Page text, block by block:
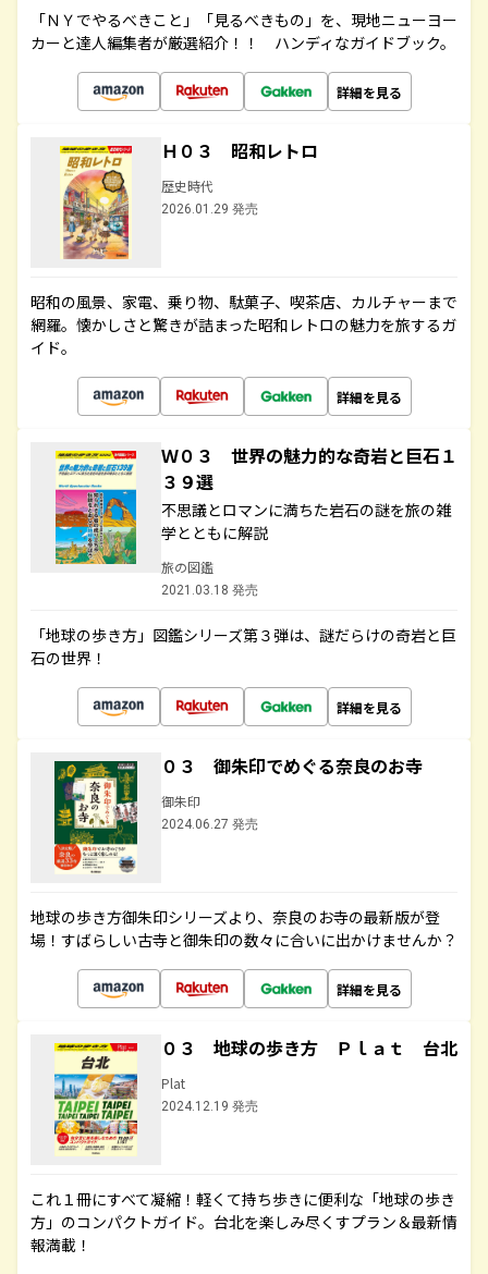
「ＮＹでやるべきこと」「見るべきもの」を、現地ニューヨー
カーと達人編集者が厳選紹介！！ ハンディなガイドブック。
詳細を見る
Ｈ０３ 昭和レトロ
歴史時代
2026.01.29 発売
昭和の風景、家電、乗り物、駄菓子、喫茶店、カルチャーまで
網羅。懐かしさと驚きが詰まった昭和レトロの魅力を旅するガ
イド。
詳細を見る
Ｗ０３ 世界の魅力的な奇岩と巨石１
３９選
不思議とロマンに満ちた岩石の謎を旅の雑
学とともに解説
旅の図鑑
2021.03.18 発売
「地球の歩き方」図鑑シリーズ第３弾は、謎だらけの奇岩と巨
石の世界！
詳細を見る
０３ 御朱印でめぐる奈良のお寺
御朱印
2024.06.27 発売
地球の歩き方御朱印シリーズより、奈良のお寺の最新版が登
場！すばらしい古寺と御朱印の数々に合いに出かけませんか？
詳細を見る
０３ 地球の歩き方 Ｐｌａｔ 台北
Plat
2024.12.19 発売
これ１冊にすべて凝縮！軽くて持ち歩きに便利な「地球の歩き
方」のコンパクトガイド。台北を楽しみ尽くすプラン＆最新情
報満載！